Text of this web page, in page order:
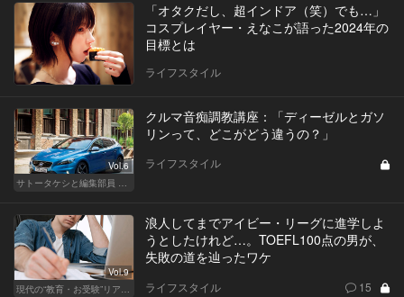
「オタクだし、超インドア（笑）でも…」
コスプレイヤー・えなこが語った2024年の
目標とは
ライフスタイル
Vol.6
サトータケシと編集部員 船山の"CAR GENTSへの道"
クルマ音痴調教講座：「ディーゼルとガソ
リンって、どこがどう違うの？」
ライフスタイル
Vol.9
現代の“教育・お受験”リアルドキュメント
浪人してまでアイビー・リーグに進学しよ
うとしたけれど…。TOEFL100点の男が、
失敗の道を辿ったワケ
ライフスタイル 15